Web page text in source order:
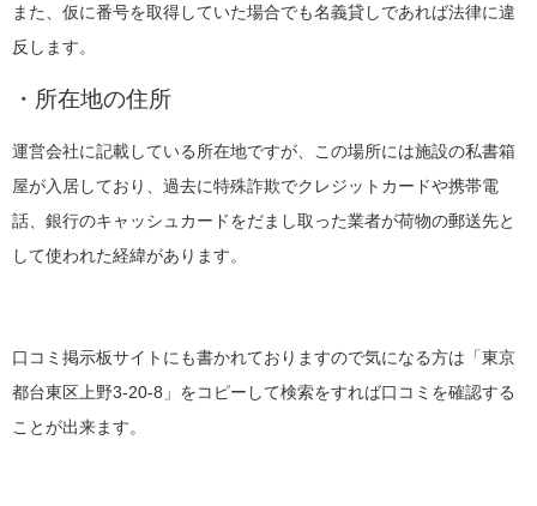
また、仮に番号を取得していた場合でも名義貸しであれば法律に違
反します。
・所在地の住所
運営会社に記載している所在地ですが、この場所には施設の私書箱
屋が入居しており、過去に特殊詐欺でクレジットカードや携帯電
話、銀行のキャッシュカードをだまし取った業者が荷物の郵送先と
して使われた経緯があります。
口コミ掲示板サイトにも書かれておりますので気になる方は「東京
都台東区上野3-20-8」をコピーして検索をすれば口コミを確認する
ことが出来ます。